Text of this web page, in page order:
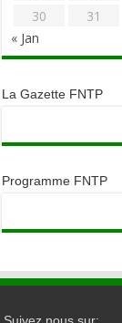
30
31
« Jan
La Gazette FNTP
Programme FNTP